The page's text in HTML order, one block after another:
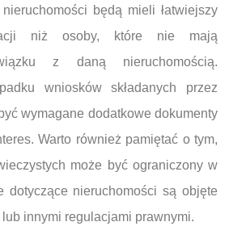
będą mieli łatwiejszy
niż osoby, które nie mają
z daną nieruchomością.
wniosków składanych przez
wymagane dodatkowe dokumenty
Warto również pamiętać o tym,
może być ograniczony w
dotyczące nieruchomości są objęte
innymi regulacjami prawnymi.